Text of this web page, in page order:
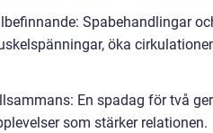
Spabehandlingar
öka
En spadag för två
som stärker relationen.